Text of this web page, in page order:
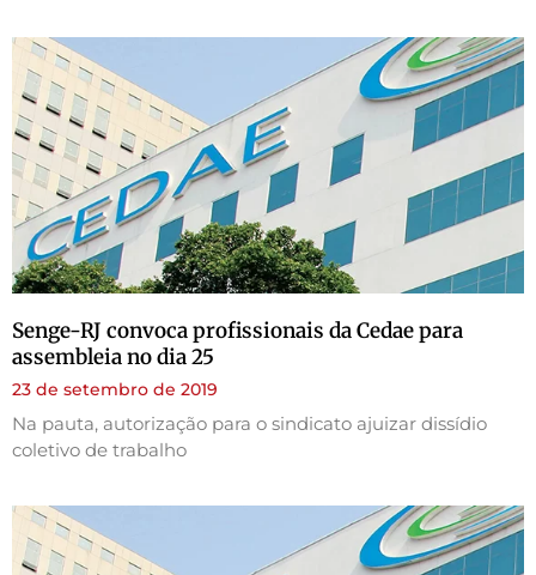
Senge-RJ convoca profissionais da Cedae para
assembleia no dia 25
23 de setembro de 2019
Na pauta, autorização para o sindicato ajuizar dissídio
coletivo de trabalho